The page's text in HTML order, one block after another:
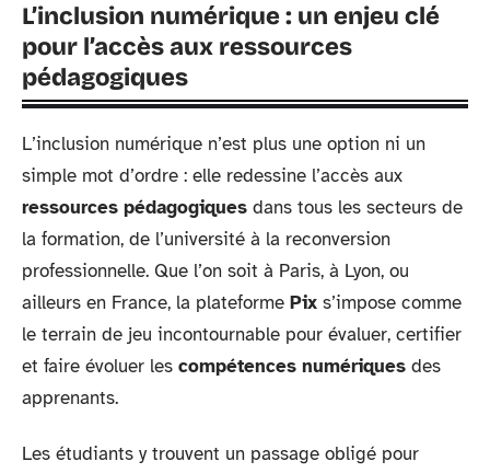
L’inclusion numérique : un enjeu clé
pour l’accès aux ressources
pédagogiques
L’inclusion numérique n’est plus une option ni un
simple mot d’ordre : elle redessine l’accès aux
ressources pédagogiques dans tous les secteurs de
la formation, de l’université à la reconversion
professionnelle. Que l’on soit à Paris, à Lyon, ou
ailleurs en France, la plateforme Pix s’impose comme
le terrain de jeu incontournable pour évaluer, certifier
et faire évoluer les compétences numériques des
apprenants.
Les étudiants y trouvent un passage obligé pour